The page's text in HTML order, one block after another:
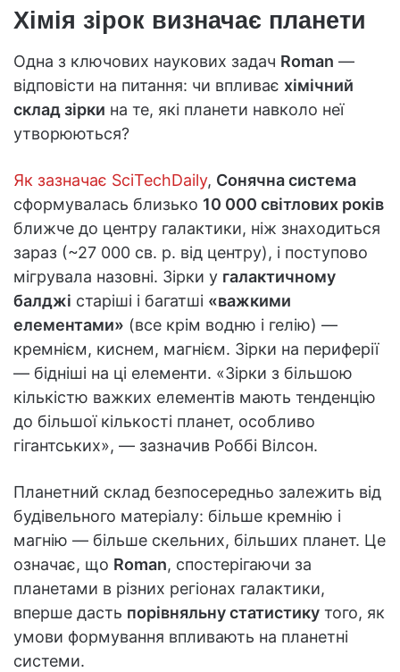
Хімія зірок визначає планети
Одна з ключових наукових задач Roman —
відповісти на питання: чи впливає хімічний
склад зірки на те, які планети навколо неї
утворюються?
Як зазначає SciTechDaily, Сонячна система
сформувалась близько 10 000 світлових років
ближче до центру галактики, ніж знаходиться
зараз (~27 000 св. р. від центру), і поступово
мігрувала назовні. Зірки у галактичному
балджі старіші і багатші «важкими
елементами» (все крім водню і гелію) —
кремнієм, киснем, магнієм. Зірки на периферії
— бідніші на ці елементи. «Зірки з більшою
кількістю важких елементів мають тенденцію
до більшої кількості планет, особливо
гігантських», — зазначив Роббі Вілсон.
Планетний склад безпосередньо залежить від
будівельного матеріалу: більше кремнію і
магнію — більше скельних, більших планет. Це
означає, що Roman, спостерігаючи за
планетами в різних регіонах галактики,
вперше дасть порівняльну статистику того, як
умови формування впливають на планетні
системи.